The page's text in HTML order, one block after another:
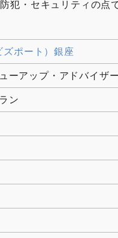
犯・セキュリティの点
ポート）銀座
ーアップ・アドバイザ
ン